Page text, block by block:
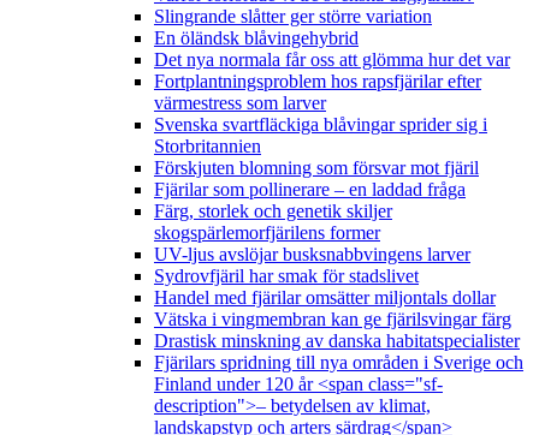
Slingrande slåtter ger större variation
En öländsk blåvingehybrid
Det nya normala får oss att glömma hur det var
Fortplantningsproblem hos rapsfjärilar efter
värmestress som larver
Svenska svartfläckiga blåvingar sprider sig i
Storbritannien
Förskjuten blomning som försvar mot fjäril
Fjärilar som pollinerare – en laddad fråga
Färg, storlek och genetik skiljer
skogspärlemorfjärilens former
UV-ljus avslöjar busksnabbvingens larver
Sydrovfjäril har smak för stadslivet
Handel med fjärilar omsätter miljontals dollar
Vätska i vingmembran kan ge fjärilsvingar färg
Drastisk minskning av danska habitatspecialister
Fjärilars spridning till nya områden i Sverige och
Finland under 120 år <span class="sf-
description">– betydelsen av klimat,
landskapstyp och arters särdrag</span>